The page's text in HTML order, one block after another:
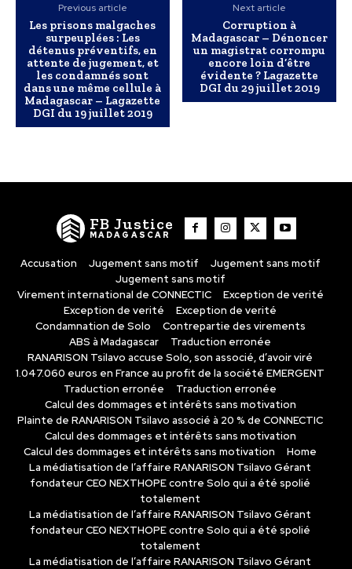
Previous article
Les prisons malgaches
surpeuplées : Les
détenus préventifs, en
attente de jugement, et
les condamnés sont
dans une même cellule à
Madagascar – Lagazette
DGI du 19 juillet 2019
Next article
Corruption à
Madagascar – Dénoncer
un magistrat corrompu
encore loin d’être
évidente ? Lagazette
DGI du 29 juillet 2019
FB Justice
MADAGASCAR
Accusation Jugement sans motif
Jugement sans motif
Jugement sans motif
Virement international de CONNECTIC
Exception de verité
Exception de verité
Exception de verité
Condamnation de Solo
Contrepartie des virements
ABS à Madagascar
Traduction erronée
RANARISON Tsilavo accuse Solo, son associé, d’avoir viré
1.047.060 euros en France au profit de la société EMERGENT
Traduction erronée
Traduction erronée
Calcul des dommages et intérêts sans motivation
Plainte de RANARISON Tsilavo associé à 20 % de CONNECTIC
Calcul des dommages et intérêts sans motivation
Calcul des dommages et intérêts sans motivation
Home
La médiatisation de l’affaire RANARISON Tsilavo Gérant
fondateur CEO NEXTHOPE contre Solo qui a été spolié
totalement
La médiatisation de l’affaire RANARISON Tsilavo Gérant
fondateur CEO NEXTHOPE contre Solo qui a été spolié
totalement
La médiatisation de l’affaire RANARISON Tsilavo Gérant